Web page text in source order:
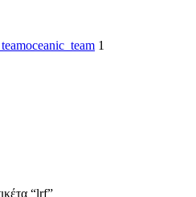
oceanic_team 1
“lrf”